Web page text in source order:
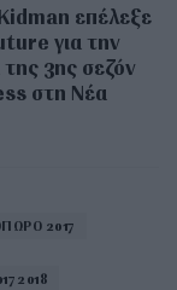
επέλεξε
για την
3ης σεζόν
στη Νέα
2017
2018